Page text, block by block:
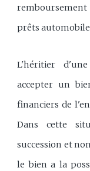
remboursement
prêts
L'héritier
accepter un
financiers de
Dans cette
succession et
le bien a la